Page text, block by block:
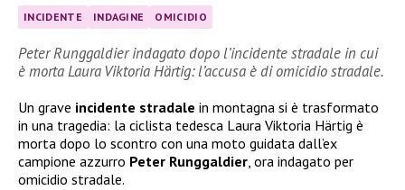
INCIDENTE INDAGINE OMICIDIO
Peter Runggaldier indagato dopo l’incidente stradale in cui
è morta Laura Viktoria Härtig: l’accusa è di omicidio stradale.
Un grave incidente stradale in montagna si è trasformato
in una tragedia: la ciclista tedesca Laura Viktoria Härtig è
morta dopo lo scontro con una moto guidata dall’ex
campione azzurro Peter Runggaldier, ora indagato per
omicidio stradale.